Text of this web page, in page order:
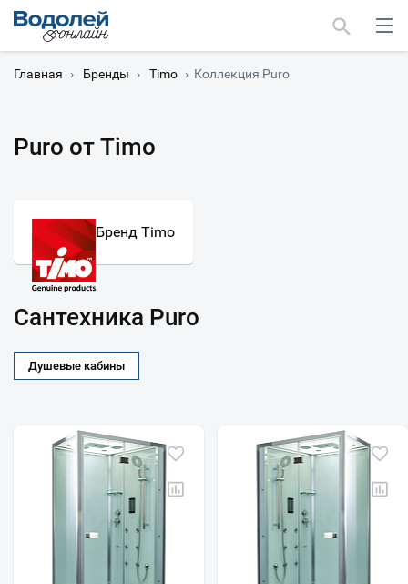
Главная › Бренды › Timo › Коллекция Puro
Puro от Timo
Бренд Timo
Сантехника Puro
Душевые кабины